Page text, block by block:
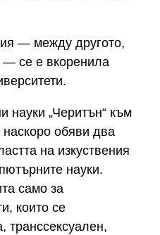
— между другото,
се е вкоренила
науки „Черитън“ към
обяви два
на изкуствения
науки.
само за
които се
транссексуален,